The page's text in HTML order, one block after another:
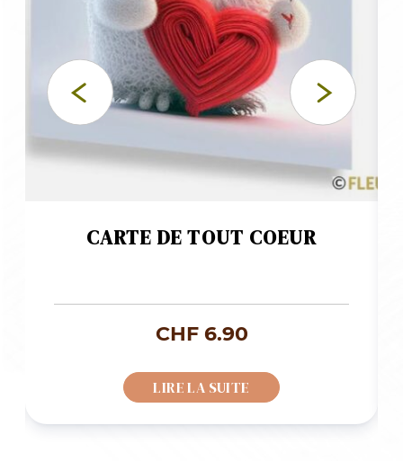
CARTE DE TOUT COEUR
CHF6.90
LIRE LA SUITE